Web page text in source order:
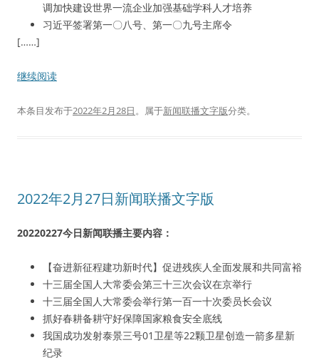
调加快建设世界一流企业加强基础学科人才培养
习近平签署第一〇八号、第一〇九号主席令
[……]
继续阅读
本条目发布于2022年2月28日。属于新闻联播文字版分类。
2022年2月27日新闻联播文字版
20220227今日新闻联播主要内容：
【奋进新征程建功新时代】促进残疾人全面发展和共同富裕
十三届全国人大常委会第三十三次会议在京举行
十三届全国人大常委会举行第一百一十次委员长会议
抓好春耕备耕守好保障国家粮食安全底线
我国成功发射泰景三号01卫星等22颗卫星创造一箭多星新
纪录